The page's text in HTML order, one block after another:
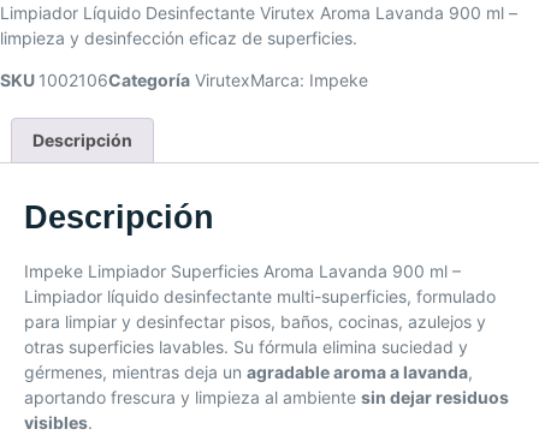
Limpiador Líquido Desinfectante Virutex Aroma Lavanda 900 ml –
limpieza y desinfección eficaz de superficies.
SKU 1002106Categoría VirutexMarca: Impeke
Descripción
Descripción
Impeke Limpiador Superficies Aroma Lavanda 900 ml –
Limpiador líquido desinfectante multi-superficies, formulado
para limpiar y desinfectar pisos, baños, cocinas, azulejos y
otras superficies lavables. Su fórmula elimina suciedad y
gérmenes, mientras deja un agradable aroma a lavanda,
aportando frescura y limpieza al ambiente sin dejar residuos
visibles.